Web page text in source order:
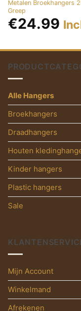
Metalen Broekhangers
Greep
€24.99
Alle Hangers
Broekhangers
Draadhangers
Houten
Kinder hangers
Plastic hangers
Sale
Mijn Account
Winkelmand
Afrekenen